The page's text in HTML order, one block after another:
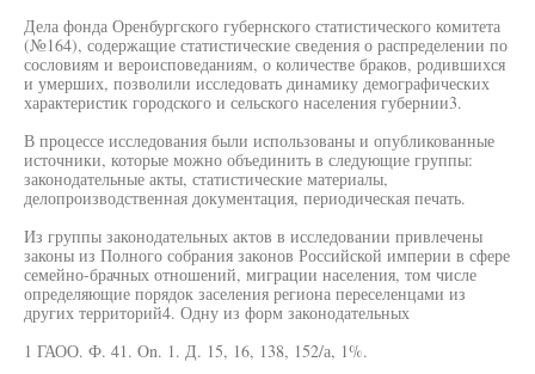
Дела фонда Оренбургского губернского статистического комитета
(№164), содержащие статистические сведения о распределении по
сословиям и вероисповеданиям, о количестве браков, родившихся
и умерших, позволили исследовать динамику демографических
характеристик городского и сельского населения губернии3.
В процессе исследования были использованы и опубликованные
источники, которые можно объединить в следующие группы:
законодательные акты, статистические материалы,
делопроизводственная документация, периодическая печать.
Из группы законодательных актов в исследовании привлечены
законы из Полного собрания законов Российской империи в сфере
семейно-брачных отношений, миграции населения, том числе
определяющие порядок заселения региона переселенцами из
других территорий4. Одну из форм законодательных
1 ГАОО. Ф. 41. On. 1. Д. 15, 16, 138, 152/а, 1%.